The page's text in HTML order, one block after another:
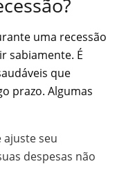
uma recessão
sabiamente. É
que
prazo. Algumas
ajuste seu
despesas não